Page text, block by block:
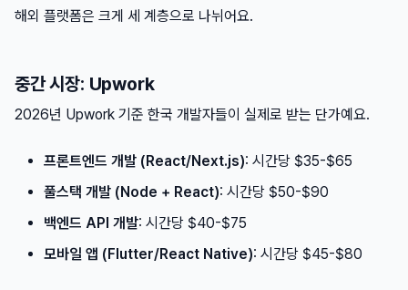
해외 플랫폼은 크게 세 계층으로 나뉘어요.
중간 시장: Upwork
2026년 Upwork 기준 한국 개발자들이 실제로 받는 단가예요.
프론트엔드 개발 (React/Next.js): 시간당 $35-$65
풀스택 개발 (Node + React): 시간당 $50-$90
백엔드 API 개발: 시간당 $40-$75
모바일 앱 (Flutter/React Native): 시간당 $45-$80